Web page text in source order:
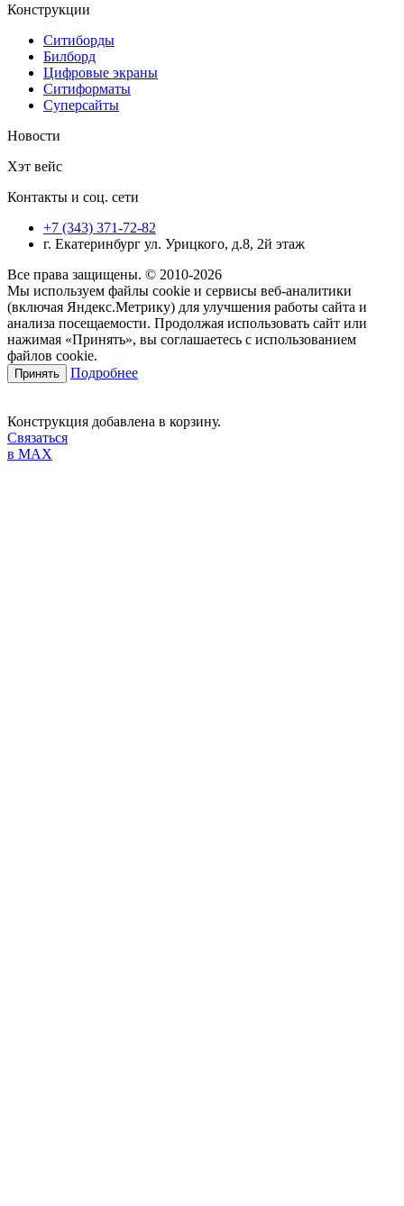
Конструкции
Ситиборды
Билборд
Цифровые экраны
Ситиформаты
Суперсайты
Новости
Хэт вейс
Контакты и соц. сети
+7 (343) 371-72-82
г. Екатеринбург ул. Урицкого, д.8, 2й этаж
Все права защищены. © 2010-2026
Мы используем файлы cookie и сервисы веб-аналитики
(включая Яндекс.Метрику) для улучшения работы сайта и
анализа посещаемости. Продолжая использовать сайт или
нажимая «Принять», вы соглашаетесь с использованием
файлов cookie.
Принять Подробнее
Конструкция добавлена в корзину.
Связаться
в MAX